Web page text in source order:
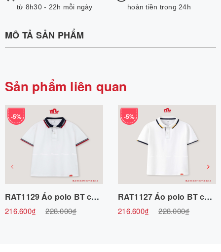
từ 8h30 - 22h mỗi ngày
hoàn tiền trong 24h
MÔ TẢ SẢN PHẨM
Sản phẩm liên quan
-5%
RAT1129 Áo polo BT cổ dệt Riomio 6/7-11/12 R6 Riomio
216.600₫ 228.000₫
-5%
RAT1127 Áo polo BT cổ dệt 2 màu 6/7-11/12 R6 Riomio
216.600₫ 228.000₫